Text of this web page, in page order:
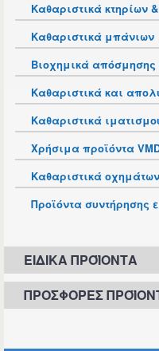
Καθαριστικά κτηρίων
Καθαριστικά μπάνιων
Βιοχημικά απόσμησης
Καθαριστικά και
Καθαριστικά
Χρήσιμα προϊόντα
Καθαριστικά
Προϊόντα συντήρησης
ΕΙΔΙΚΆ ΠΡΟΪΌΝΤΑ
ΠΡΟΣΦΟΡΈΣ